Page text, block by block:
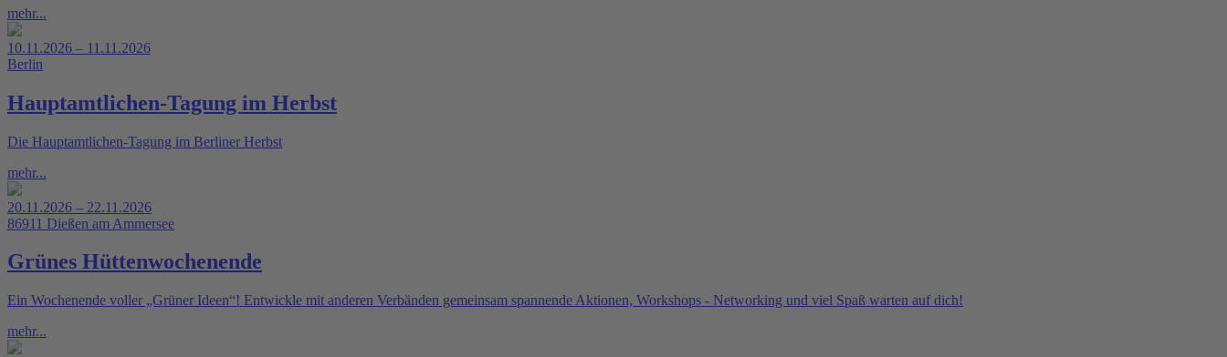
mehr...
10.11.2026 – 11.11.2026
Berlin
Hauptamtlichen-Tagung im Herbst
Die Hauptamtlichen-Tagung im Berliner Herbst
mehr...
20.11.2026 – 22.11.2026
86911 Dießen am Ammersee
Grünes Hüttenwochenende
Ein Wochenende voller „Grüner Ideen“! Entwickle mit anderen Verbänden gemeinsam spannende Aktionen, Workshops - Networking und viel Spaß warten auf dich!
mehr...